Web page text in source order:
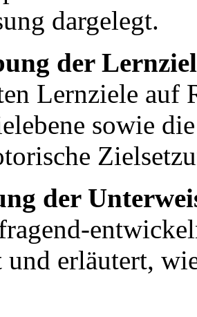
dargelegt.
der
Lernziele auf
sowie
der
und erläutert,